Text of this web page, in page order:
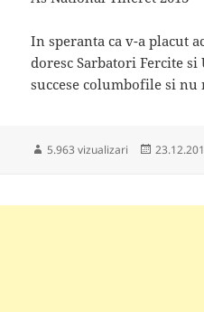
In speranta ca v-a placut
doresc Sarbatori Fercite
succese columbofile si
5.963 vizualizari
Publicat